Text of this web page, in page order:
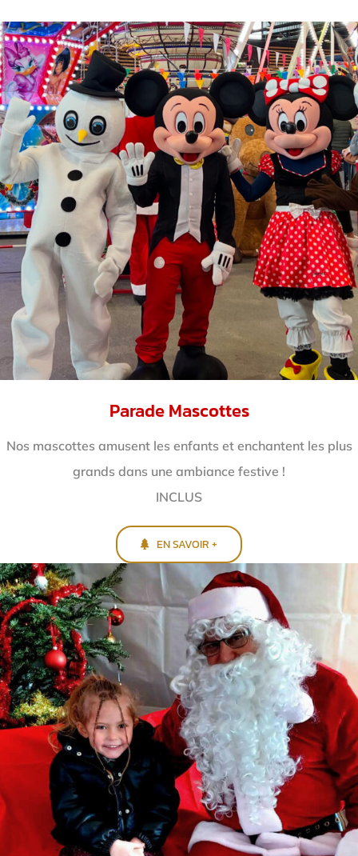
Parade Mascottes
Nos mascottes amusent les enfants et enchantent les plus
grands dans une ambiance festive !
INCLUS
EN SAVOIR +